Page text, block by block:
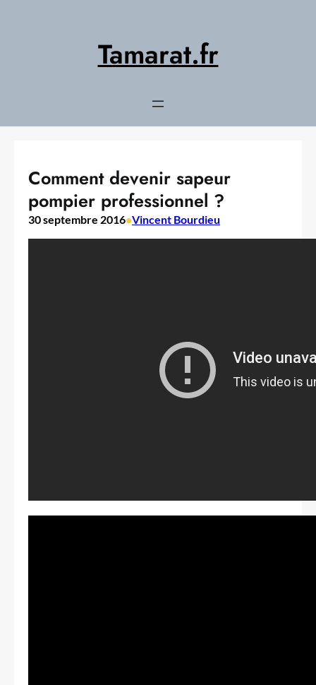
Tamarat.fr
Comment devenir sapeur
pompier professionnel ?
30 septembre 2016•Vincent Bourdieu